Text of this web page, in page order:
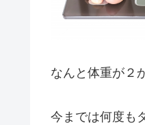
なんと体重が２
今までは何度も